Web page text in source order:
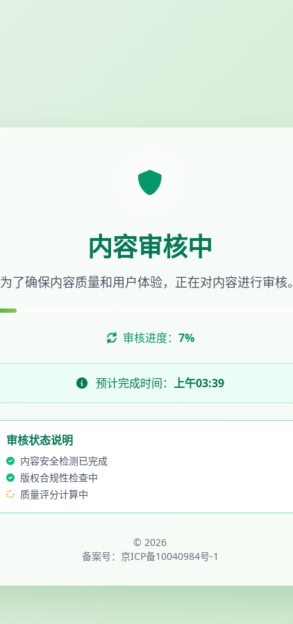
内容审核中
为了确保内容质量和用户体验，正在对内容进行审核。
审核进度： 9%
预计完成时间： 上午03:39
审核状态说明
内容安全检测已完成
版权合规性检查中
质量评分计算中
© 2026
备案号： 京ICP备10040984号-1